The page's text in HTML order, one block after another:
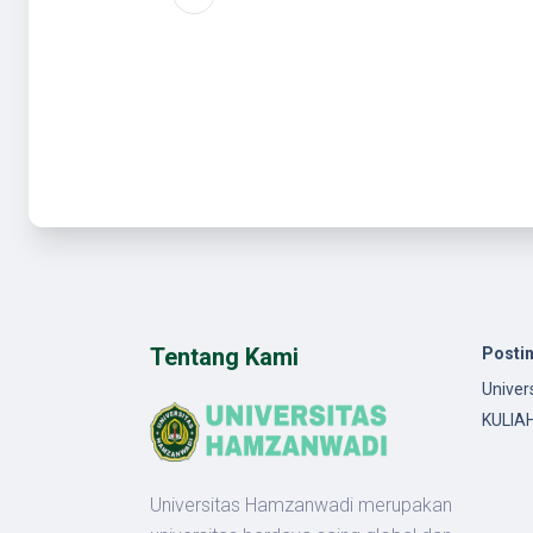
Tentang Kami
Universitas Hamzanwadi merupakan